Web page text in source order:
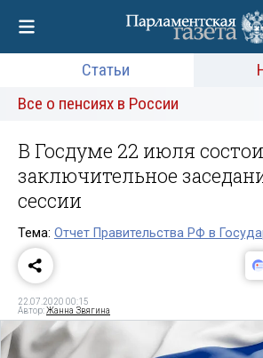
Статьи
Все о пенсиях в России
В Госдуме 22 июля
заключительное
сессии
Тема: Отчет Правительства РФ в
22.07.2020 00:15
Автор:Жанна Звягина